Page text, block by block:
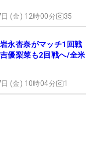
(金) 12時00分 35
永杏奈がマッチ1回戦
優梨菜も2回戦へ/全米
(金) 10時04分 1